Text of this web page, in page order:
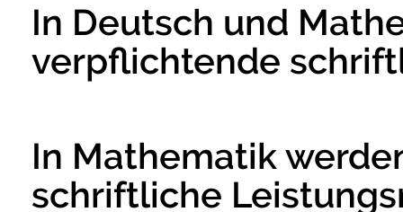
In Deutsch und
verpflichtende
In Mathematik
schriftliche